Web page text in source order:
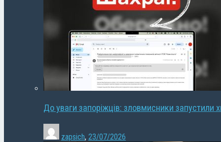
До уваги запоріжців: зловмисники запустили
zapsich, 23/07/2026